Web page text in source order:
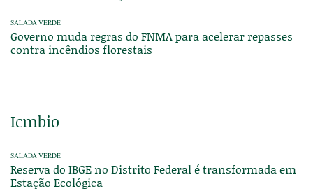
SALADA VERDE
Governo muda regras do FNMA para acelerar repasses
contra incêndios florestais
Icmbio
SALADA VERDE
Reserva do IBGE no Distrito Federal é transformada em
Estação Ecológica